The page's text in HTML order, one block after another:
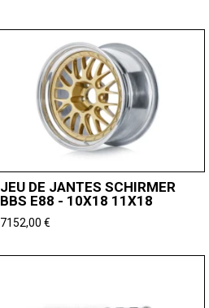
JEU DE JANTES SCHIRMER
BBS E88 - 10X18 11X18
7152,00 €